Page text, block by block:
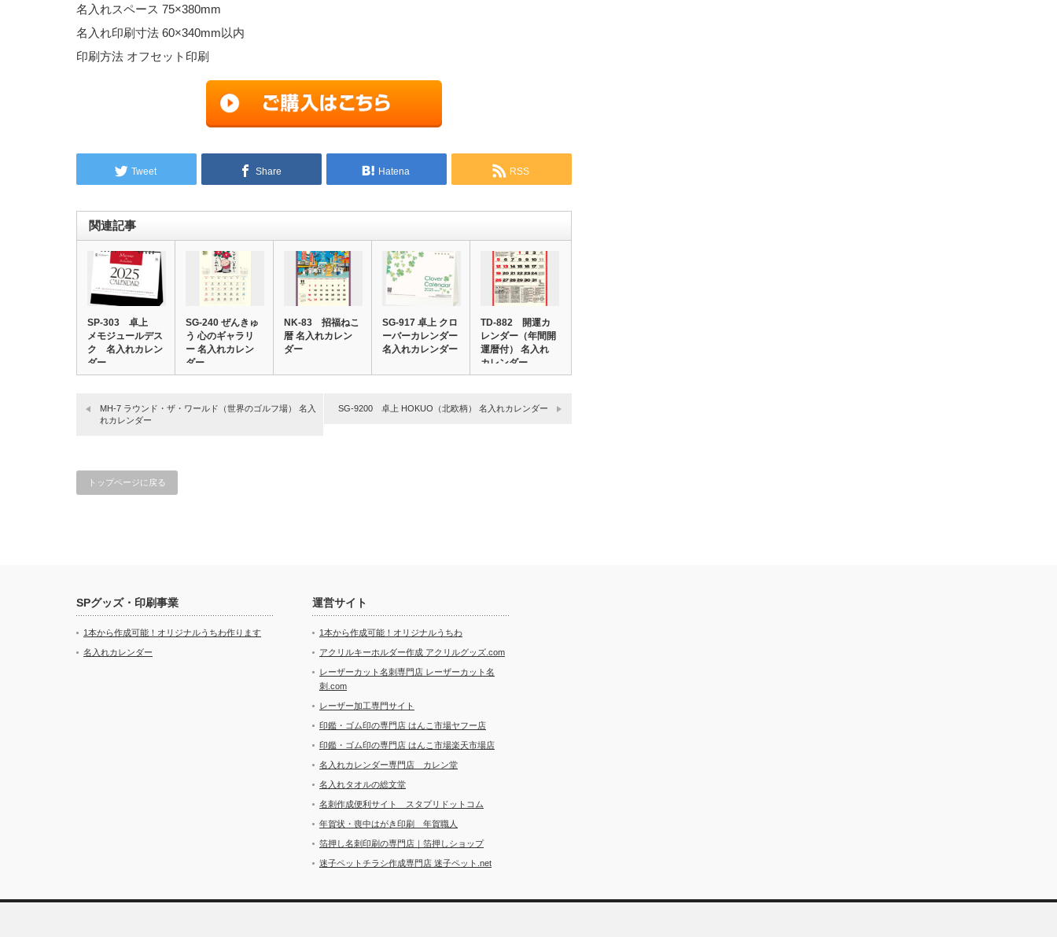
名入れスペース 75×380mm
名入れ印刷寸法 60×340mm以内
印刷方法 オフセット印刷
Tweet Share Hatena RSS
関連記事
SP-303 卓上
メモジュールデス
ク 名入れカレン
ダー
SG-240 ぜんきゅ
う 心のギャラリ
ー 名入れカレン
ダー
NK-83 招福ねこ
暦 名入れカレン
ダー
SG-917 卓上 クロ
ーバーカレンダー
名入れカレンダー
TD-882 開運カ
レンダー（年間開
運暦付） 名入れ
カレンダー
MH-7 ラウンド・ザ・ワールド（世界のゴルフ場） 名入
れカレンダー
SG-9200 卓上 HOKUO（北欧柄） 名入れカレンダー
トップページに戻る
SPグッズ・印刷事業
1本から作成可能！オリジナルうちわ作ります
名入れカレンダー
運営サイト
1本から作成可能！オリジナルうちわ
アクリルキーホルダー作成 アクリルグッズ.com
レーザーカット名刺専門店 レーザーカット名
刺.com
レーザー加工専門サイト
印鑑・ゴム印の専門店 はんこ市場ヤフー店
印鑑・ゴム印の専門店 はんこ市場楽天市場店
名入れカレンダー専門店 カレン堂
名入れタオルの総文堂
名刺作成便利サイト スタプリドットコム
年賀状・喪中はがき印刷 年賀職人
箔押し名刺印刷の専門店｜箔押しショップ
迷子ペットチラシ作成専門店 迷子ペット.net